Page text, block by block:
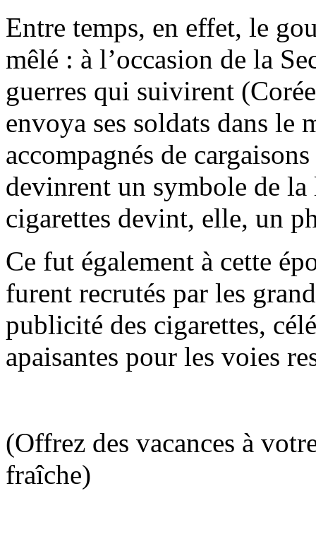
Entre temps, en effet, le
mêlé : à l’occasion de la
guerres qui suivirent
envoya ses soldats dans le
accompagnés de
devinrent un symbole de
cigarettes devint, elle, un
Ce fut également à cette
furent recrutés par les
publicité des cigarettes,
apaisantes pour les voies
(Offrez des vacances à
fraîche)